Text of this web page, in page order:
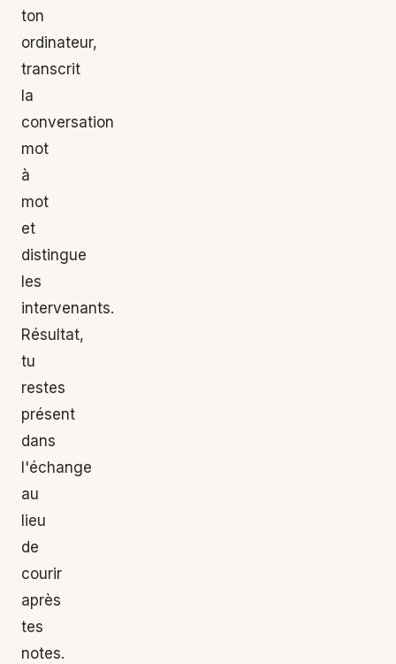
ton
ordinateur,
transcrit
la
conversation
mot
à
mot
et
distingue
les
intervenants.
Résultat,
tu
restes
présent
dans
l'échange
au
lieu
de
courir
après
tes
notes.